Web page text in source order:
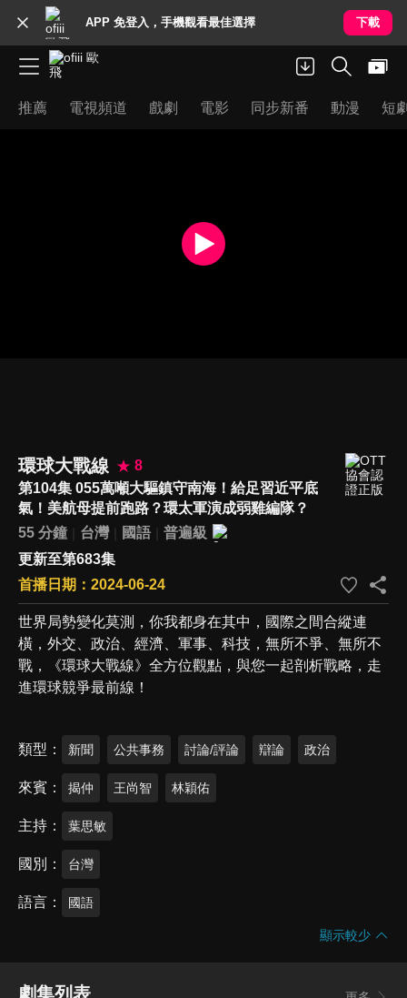
APP 免登入，手機觀看最佳選擇 下載
推薦 電視頻道 戲劇 電影 同步新番 動漫 短
環球大戰線
8
第104集 055萬噸大驅鎮守南海！給足習近平底
氣！美航母提前跑路？環太軍演成弱雞編隊？
55 分鐘
台灣 國語
普遍級
更新至第683集
首播日期：2024-06-24
世界局勢變化莫測，你我都身在其中，國際之間合縱連
橫，外交、政治、經濟、軍事、科技，無所不爭、無所不
戰，《環球大戰線》全方位觀點，與您一起剖析戰略，走
進環球競爭最前線！
類型 新聞 公共事務 討論/評論 辯論 政治
來賓 揭仲 王尚智 林穎佑
主持 葉思敏
國別 台灣
語言 國語
顯示較少
劇集列表